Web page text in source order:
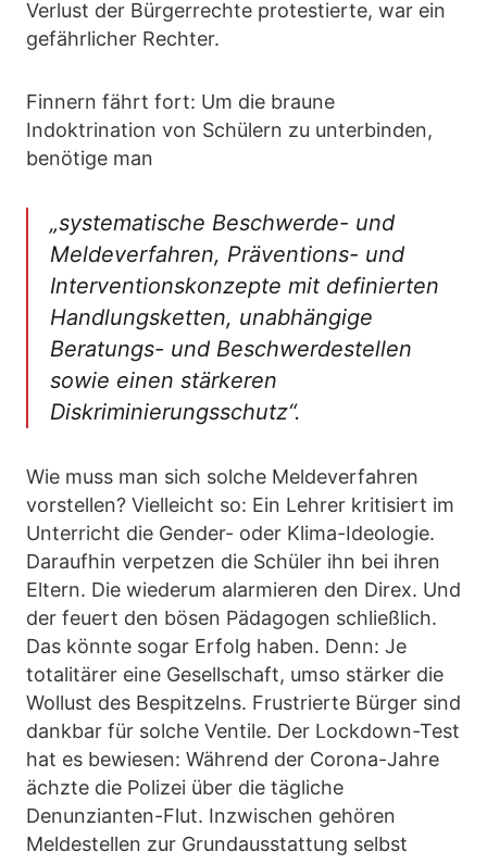
Verlust der Bürgerrechte protestierte, war ein
gefährlicher Rechter.
Finnern fährt fort: Um die braune
Indoktrination von Schülern zu unterbinden,
benötige man
„systematische Beschwerde- und
Meldeverfahren, Präventions- und
Interventionskonzepte mit definierten
Handlungsketten, unabhängige
Beratungs- und Beschwerdestellen
sowie einen stärkeren
Diskriminierungsschutz“.
Wie muss man sich solche Meldeverfahren
vorstellen? Vielleicht so: Ein Lehrer kritisiert im
Unterricht die Gender- oder Klima-Ideologie.
Daraufhin verpetzen die Schüler ihn bei ihren
Eltern. Die wiederum alarmieren den Direx. Und
der feuert den bösen Pädagogen schließlich.
Das könnte sogar Erfolg haben. Denn: Je
totalitärer eine Gesellschaft, umso stärker die
Wollust des Bespitzelns. Frustrierte Bürger sind
dankbar für solche Ventile. Der Lockdown-Test
hat es bewiesen: Während der Corona-Jahre
ächzte die Polizei über die tägliche
Denunzianten-Flut. Inzwischen gehören
Meldestellen zur Grundausstattung selbst